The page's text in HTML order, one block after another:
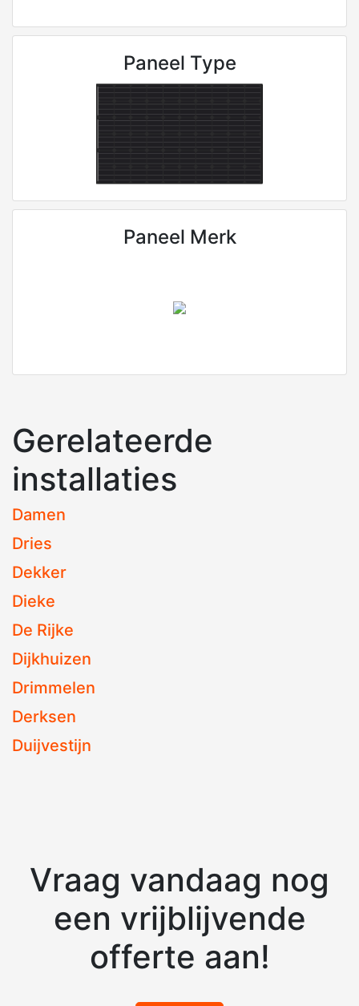
Paneel Type
Paneel Merk
Gerelateerde
installaties
Damen
Dries
Dekker
Dieke
De Rijke
Dijkhuizen
Drimmelen
Derksen
Duijvestijn
Vraag vandaag nog
een vrijblijvende
offerte aan!